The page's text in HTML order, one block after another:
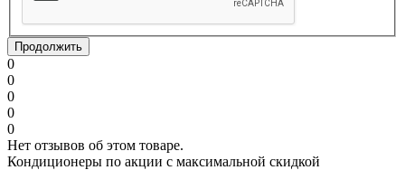
Продолжить
0
0
0
0
0
Нет отзывов об этом товаре.
Кондиционеры по акции с максимальной скидкой